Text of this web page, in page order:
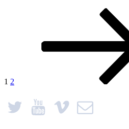
Beitragsnavigation
1 2